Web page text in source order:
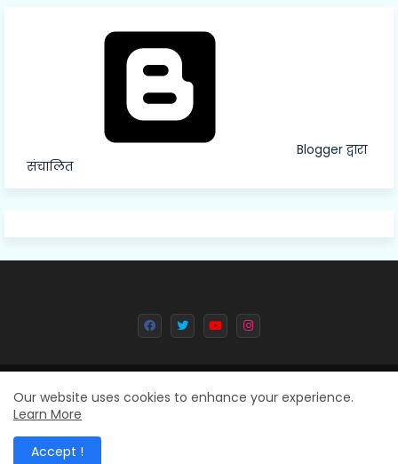
Blogger द्वारा
संचालित
All Right Reserved Copyright © 2024 Deval Dainik || Created By
Our website uses cookies to enhance your experience.
Learn More
Accept !